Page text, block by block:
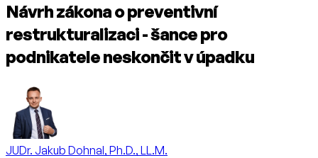
Návrh zákona o preventivní
restrukturalizaci - šance pro
podnikatele neskončit v úpadku
JUDr. Jakub Dohnal, Ph.D., LL.M.